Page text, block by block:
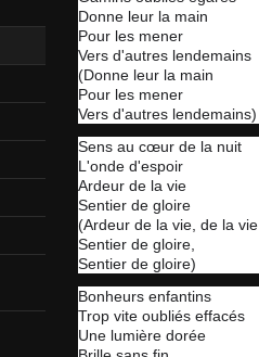
Donne leur la main
Pour les mener
Vers d'autres lendemains
(Donne leur la main
Pour les mener
Vers d'autres lendemains)
Sens au cœur de la nuit
L'onde d'espoir
Ardeur de la vie
Sentier de gloire
(Ardeur de la vie, de la vie
Sentier de gloire,
Sentier de gloire)
Bonheurs enfantins
Trop vite oubliés effacés
Une lumière dorée